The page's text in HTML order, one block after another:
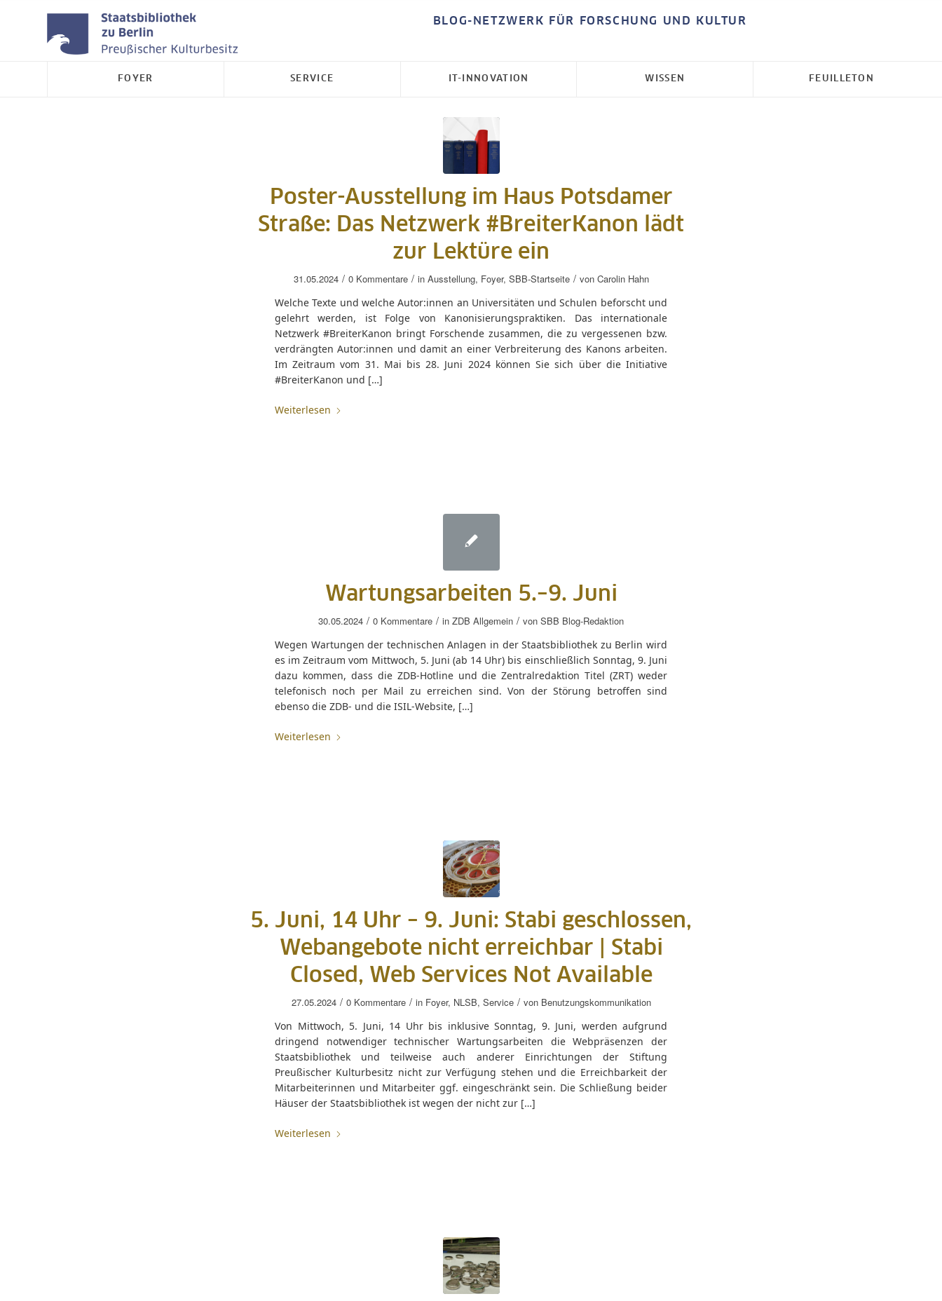
BLOG-NETZWERK FÜR FORSCHUNG UND KULTUR
FOYER SERVICE IT-INNOVATION WISSEN FEUILLETON
Poster-Ausstellung im Haus Potsdamer
Straße: Das Netzwerk #BreiterKanon lädt
zur Lektüre ein
31.05.2024 / 0 Kommentare / in Ausstellung, Foyer, SBB-Startseite / von Carolin Hahn
Welche Texte und welche Autor:innen an Universitäten und Schulen beforscht und
gelehrt werden, ist Folge von Kanonisierungspraktiken. Das internationale
Netzwerk #BreiterKanon bringt Forschende zusammen, die zu vergessenen bzw.
verdrängten Autor:innen und damit an einer Verbreiterung des Kanons arbeiten.
Im Zeitraum vom 31. Mai bis 28. Juni 2024 können Sie sich über die Initiative
#BreiterKanon und […]
Weiterlesen
Wartungsarbeiten 5.–9. Juni
30.05.2024 / 0 Kommentare / in ZDB Allgemein / von SBB Blog-Redaktion
Wegen Wartungen der technischen Anlagen in der Staatsbibliothek zu Berlin wird
es im Zeitraum vom Mittwoch, 5. Juni (ab 14 Uhr) bis einschließlich Sonntag, 9. Juni
dazu kommen, dass die ZDB-Hotline und die Zentralredaktion Titel (ZRT) weder
telefonisch noch per Mail zu erreichen sind. Von der Störung betroffen sind
ebenso die ZDB- und die ISIL-Website, […]
Weiterlesen
5. Juni, 14 Uhr – 9. Juni: Stabi geschlossen,
Webangebote nicht erreichbar | Stabi
Closed, Web Services Not Available
27.05.2024 / 0 Kommentare / in Foyer, NLSB, Service / von Benutzungskommunikation
Von Mittwoch, 5. Juni, 14 Uhr bis inklusive Sonntag, 9. Juni, werden aufgrund
dringend notwendiger technischer Wartungsarbeiten die Webpräsenzen der
Staatsbibliothek und teilweise auch anderer Einrichtungen der Stiftung
Preußischer Kulturbesitz nicht zur Verfügung stehen und die Erreichbarkeit der
Mitarbeiterinnen und Mitarbeiter ggf. eingeschränkt sein. Die Schließung beider
Häuser der Staatsbibliothek ist wegen der nicht zur […]
Weiterlesen